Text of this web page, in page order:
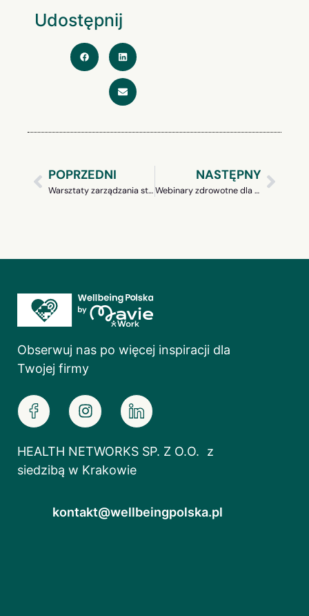
Udostępnij
POPRZEDNI
Warsztaty zarządzania stresem dla firm – skuteczny sposób na zdrowe i zmotywowane zespoły
NASTĘPNY
Webinary zdrowotne dla zespołów – skuteczny element strategii wellbeing w firmie
Obserwuj nas po więcej inspiracji dla
Twojej firmy
HEALTH NETWORKS SP. Z O.O. z
siedzibą w Krakowie
kontakt@wellbeingpolska.pl